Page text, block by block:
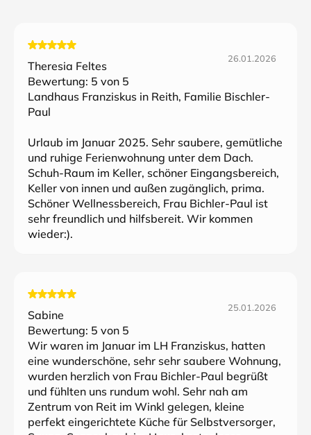
Theresia Feltes
26.01.2026
Bewertung: 5 von 5
Landhaus Franziskus in Reith, Familie Bischler-
Paul
Urlaub im Januar 2025. Sehr saubere, gemütliche
und ruhige Ferienwohnung unter dem Dach.
Schuh-Raum im Keller, schöner Eingangsbereich,
Keller von innen und außen zugänglich, prima.
Schöner Wellnessbereich, Frau Bichler-Paul ist
sehr freundlich und hilfsbereit. Wir kommen
wieder:).
Sabine
25.01.2026
Bewertung: 5 von 5
Wir waren im Januar im LH Franziskus, hatten
eine wunderschöne, sehr sehr saubere Wohnung,
wurden herzlich von Frau Bichler-Paul begrüßt
und fühlten uns rundum wohl. Sehr nah am
Zentrum von Reit im Winkl gelegen, kleine
perfekt eingerichtete Küche für Selbstversorger,